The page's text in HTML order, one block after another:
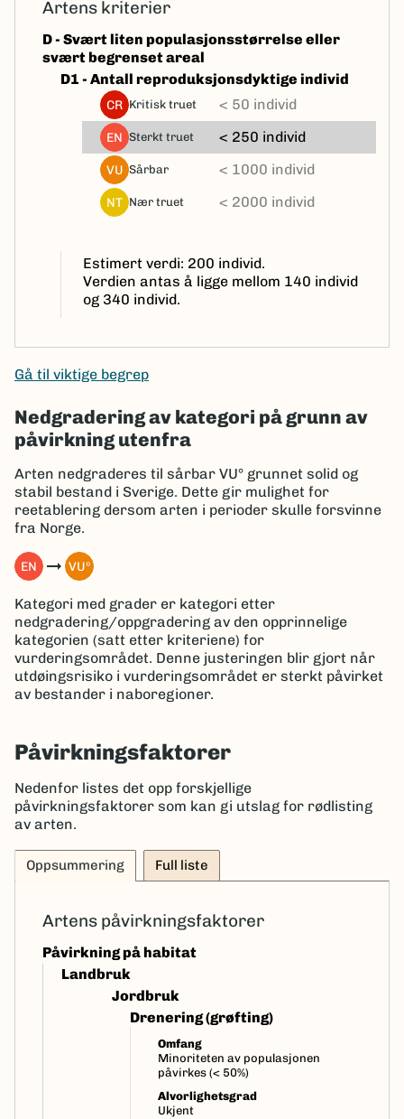
Artens kriterier
D - Svært liten populasjonsstørrelse eller
svært begrenset areal
D1 - Antall reproduksjonsdyktige individ
CR kritisk truet < 50 individ
EN sterkt truet < 250 individ
VU sårbar < 1000 individ
NT nær truet < 2000 individ
Estimert verdi: 200 individ.
Verdien antas å ligge mellom 140 individ
og 340 individ.
Gå til viktige begrep
Nedgradering av kategori på grunn av
påvirkning utenfra
Arten nedgraderes til sårbar VU° grunnet solid og
stabil bestand i Sverige. Dette gir mulighet for
reetablering dersom arten i perioder skulle forsvinne
fra Norge.
EN arrow_right_alt VUº
Kategori med grader er kategori etter
nedgradering/oppgradering av den opprinnelige
kategorien (satt etter kriteriene) for
vurderingsområdet. Denne justeringen blir gjort når
utdøingsrisiko i vurderingsområdet er sterkt påvirket
av bestander i naboregioner.
Påvirkningsfaktorer
Nedenfor listes det opp forskjellige
påvirkningsfaktorer som kan gi utslag for rødlisting
av arten.
Oppsummering Full liste
Artens påvirkningsfaktorer
Påvirkning på habitat
Landbruk
Jordbruk
Drenering (grøfting)
Omfang
Minoriteten av populasjonen
påvirkes (< 50%)
Alvorlighetsgrad
Ukjent